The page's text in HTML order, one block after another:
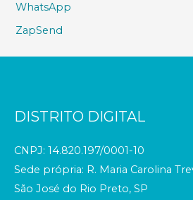
WhatsApp
ZapSend
DISTRITO DIGITAL
CNPJ: 14.820.197/0001-10
Sede própria: R. Maria Carolina
São José do Rio Preto, SP